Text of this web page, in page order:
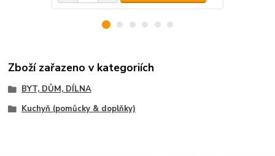
Zboží zařazeno v kategoriích
BYT, DŮM, DÍLNA
Kuchyň (pomůcky & doplňky)